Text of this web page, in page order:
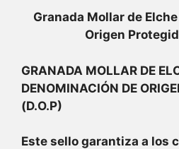
Granada Mollar de
Origen
GRANADA MOLLAR DE
DENOMINACIÓN DE
(D.O.P)
Este sello garantiza a los